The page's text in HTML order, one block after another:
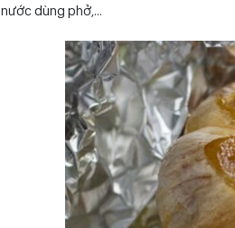
nước dùng phở,…